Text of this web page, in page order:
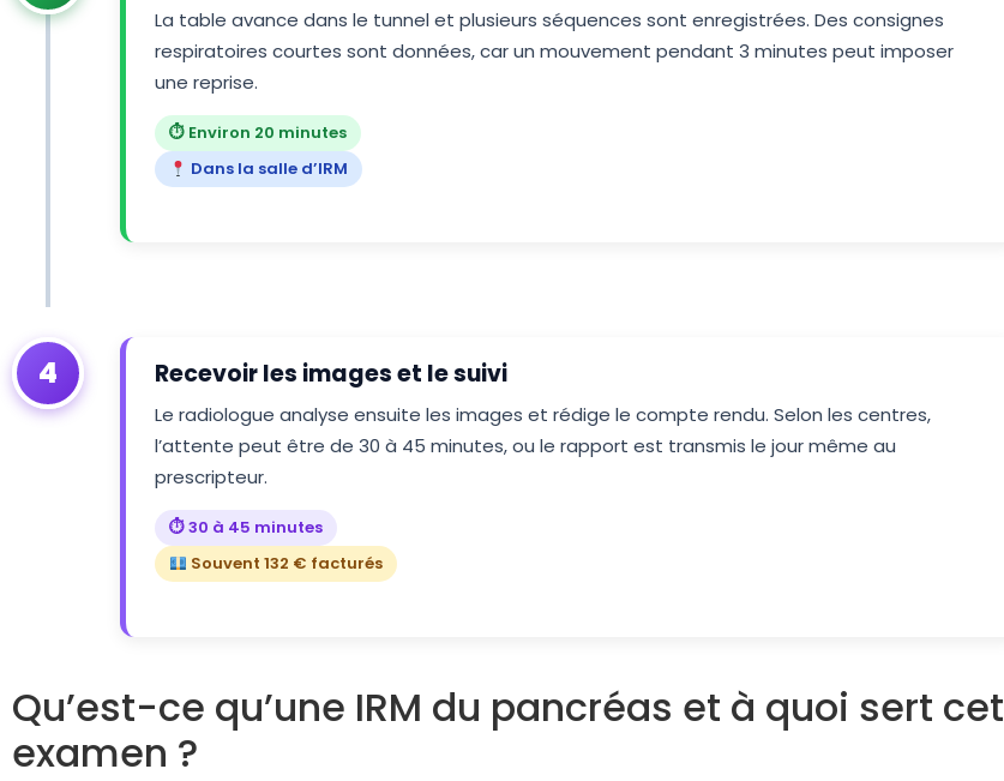
La table avance dans le tunnel et plusieurs séquences sont enregistrées. Des consignes
respiratoires courtes sont données, car un mouvement pendant 3 minutes peut imposer
une reprise.
⏱ Environ 20 minutes
Dans la salle d’IRM
4 Recevoir les images et le suivi
Le radiologue analyse ensuite les images et rédige le compte rendu. Selon les centres,
l’attente peut être de 30 à 45 minutes, ou le rapport est transmis le jour même au
prescripteur.
⏱ 30 à 45 minutes
Souvent 132 € facturés
Qu’est-ce qu’une IRM du pancréas et à quoi sert cet
examen ?